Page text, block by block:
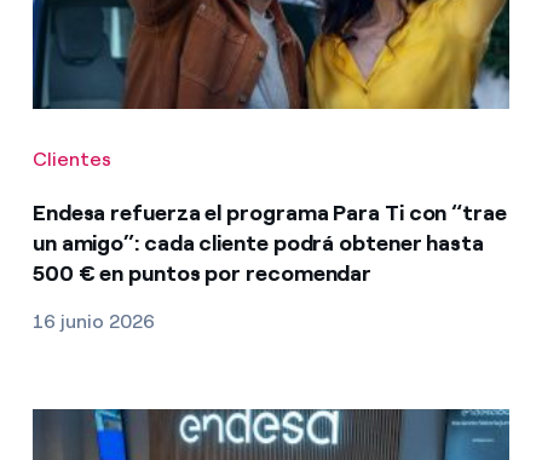
Clientes
Endesa refuerza el programa Para Ti con “trae
un amigo”: cada cliente podrá obtener hasta
500 € en puntos por recomendar
16 junio 2026